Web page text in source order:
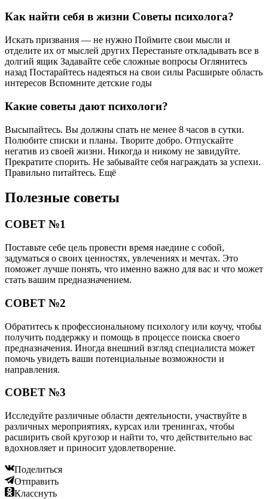
Как найти себя в жизни Советы психолога?
Искать призвания — не нужно Поймите свои мысли и
отделите их от мыслей других Перестаньте откладывать все в
долгий ящик Задавайте себе сложные вопросы Оглянитесь
назад Постарайтесь надеяться на свои силы Расширьте область
интересов Вспомните детские годы
Какие советы дают психологи?
Высыпайтесь. Вы должны спать не менее 8 часов в сутки.
Полюбите списки и планы. Творите добро. Отпускайте
негатив из своей жизни. Никогда и никому не завидуйте.
Прекратите спорить. Не забывайте себя награждать за успехи.
Правильно питайтесь. Ещё
Полезные советы
СОВЕТ №1
Поставьте себе цель провести время наедине с собой,
задуматься о своих ценностях, увлечениях и мечтах. Это
поможет лучше понять, что именно важно для вас и что может
стать вашим предназначением.
СОВЕТ №2
Обратитесь к профессиональному психологу или коучу, чтобы
получить поддержку и помощь в процессе поиска своего
предназначения. Иногда внешний взгляд специалиста может
помочь увидеть ваши потенциальные возможности и
направления.
СОВЕТ №3
Исследуйте различные области деятельности, участвуйте в
различных мероприятиях, курсах или тренингах, чтобы
расширить свой кругозор и найти то, что действительно вас
вдохновляет и приносит удовлетворение.
Поделиться
Отправить
Класснуть